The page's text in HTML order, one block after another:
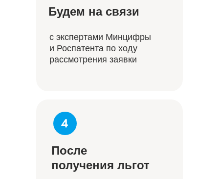
Будем на связи
c экспертами Минцифры
и Роспатента по ходу
рассмотрения заявки
После
получения льгот